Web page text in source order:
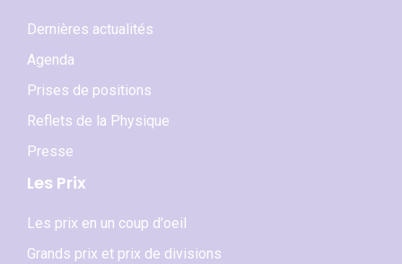
Dernières actualités
Agenda
Prises de positions
Reflets de la Physique
Presse
Les Prix
Les prix en un coup d'oeil
Grands prix et prix de divisions